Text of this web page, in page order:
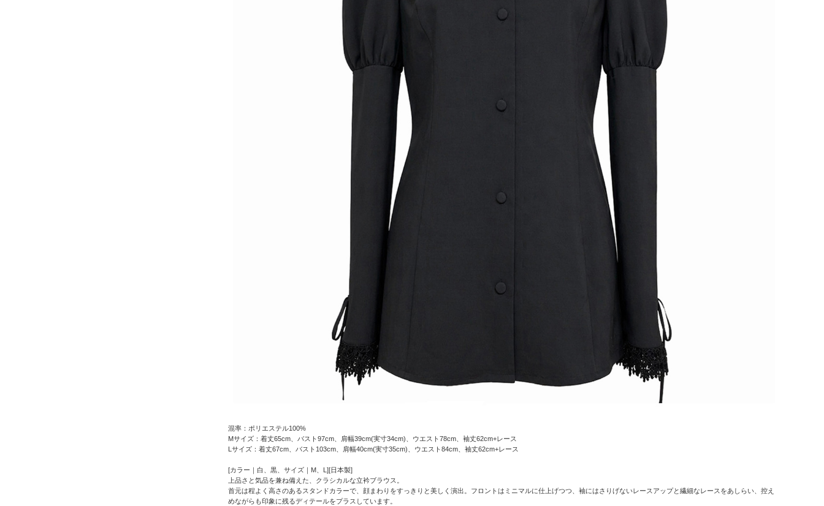
混率：ポリエステル100%
Mサイズ：着丈65cm、バスト97cm、肩幅39cm(実寸34cm)、ウエスト78cm、袖丈62cm+レース
Lサイズ：着丈67cm、バスト103cm、肩幅40cm(実寸35cm)、ウエスト84cm、袖丈62cm+レース
[カラー｜白、黒、サイズ｜M、L][日本製]
上品さと気品を兼ね備えた、クラシカルな立衿ブラウス。
首元は程よく高さのあるスタンドカラーで、顔まわりをすっきりと美しく演出。フロントはミニマルに仕上げつつ、袖にはさりげないレースアップと繊細なレースをあしらい、控え
めながらも印象に残るディテールをプラスしています。